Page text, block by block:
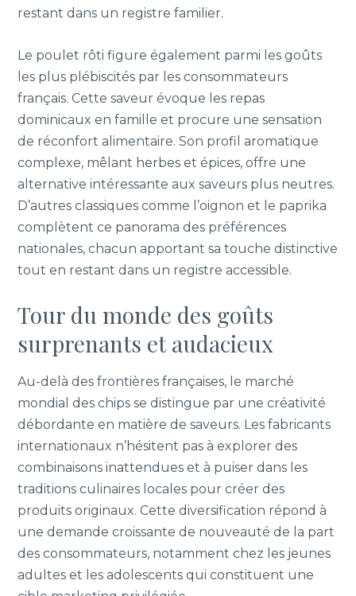
restant dans un registre familier.
Le poulet rôti figure également parmi les goûts
les plus plébiscités par les consommateurs
français. Cette saveur évoque les repas
dominicaux en famille et procure une sensation
de réconfort alimentaire. Son profil aromatique
complexe, mêlant herbes et épices, offre une
alternative intéressante aux saveurs plus neutres.
D’autres classiques comme l’oignon et le paprika
complètent ce panorama des préférences
nationales, chacun apportant sa touche distinctive
tout en restant dans un registre accessible.
Tour du monde des goûts
surprenants et audacieux
Au-delà des frontières françaises, le marché
mondial des chips se distingue par une créativité
débordante en matière de saveurs. Les fabricants
internationaux n’hésitent pas à explorer des
combinaisons inattendues et à puiser dans les
traditions culinaires locales pour créer des
produits originaux. Cette diversification répond à
une demande croissante de nouveauté de la part
des consommateurs, notamment chez les jeunes
adultes et les adolescents qui constituent une